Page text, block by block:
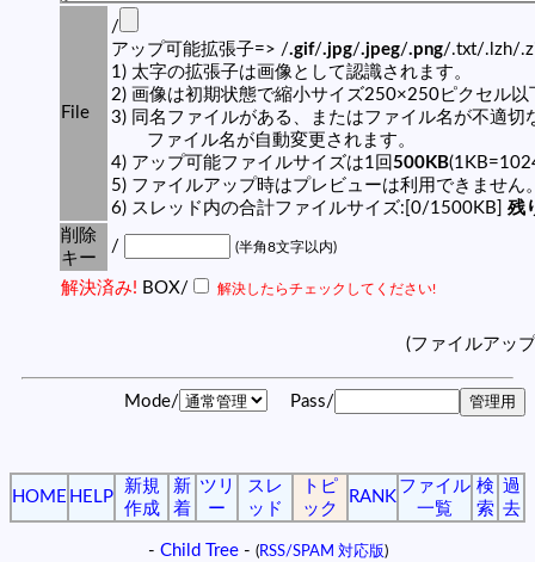
File
/
アップ可能拡張子=> /.gif/.jpg/.jpeg/.png/.txt/.lzh/
1) 太字の拡張子は画像として認識されます。
2) 画像は初期状態で縮小サイズ250×250ピクセル以
3) 同名ファイルがある、またはファイル名が不適切
ファイル名が自動変更されます。
4) アップ可能ファイルサイズは1回 500KB
5) ファイルアップ時はプレビューは利用できません
6) スレッド内の合計ファイルサイズ:[0/1500KB] 残
削除
キー
/ (半角8文字以内)
解決済み! BOX/ 解決したらチェックしてください!
(ファイルアッ
Mode/ Pass/
HOME HELP
新規
作成
新
着
ツリ
ー
スレ
ッド
トピ
ック
RANK
ファイル
一覧
検
索
過
去
- Child Tree- (RSS/SPAM 対応版)